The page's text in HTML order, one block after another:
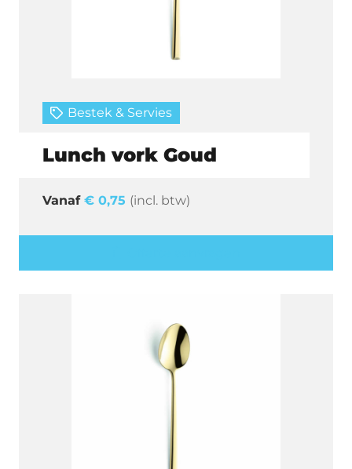
Bestek & Servies
Lunch vork Goud
€ 0,75 (incl. btw)